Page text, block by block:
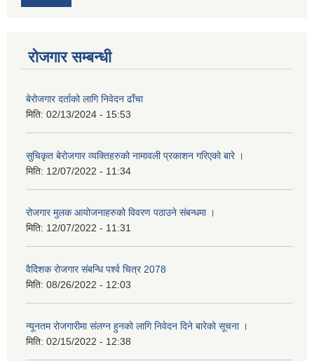
रोजगार सम्बन्धी
बेरोजगार दर्ताको लागि निवेदन ढाँचा
मिति: 02/13/2024 - 15:53
सुचिकृत बेरोजगार व्यक्तिहरुको नामावली प्रकाशन गरिएको बारे ।
मिति: 12/07/2022 - 11:34
रोजगार मुलक आयोजनाहरुको विवरण पठाउने संबन्धमा ।
मिति: 12/07/2022 - 11:31
वैदेिशक राेजगार संबन्धि पर्श्व चित्र 2078
मिति: 08/26/2022 - 12:03
न्यूनतम रोजगारीमा संलग्न हुनको लागि निवेदन दिने बारेको सूचना ।
मिति: 02/15/2022 - 12:38